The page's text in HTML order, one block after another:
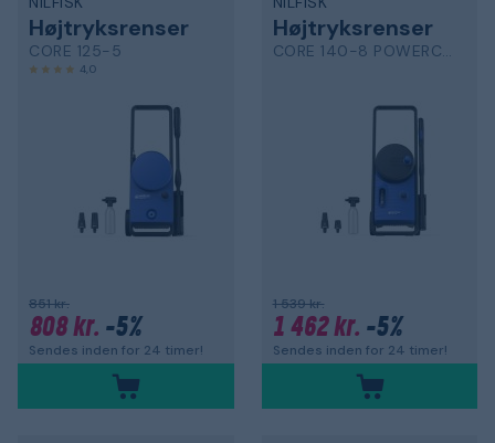
Højtryksrenser
CORE 125-5
4,0
851 kr.
808 kr. -5%
Sendes inden for 24 timer!
Højtryksrenser
CORE 140-8 POWERCONTROL IH
1 539 kr.
1 462 kr. -5%
Sendes inden for 24 timer!